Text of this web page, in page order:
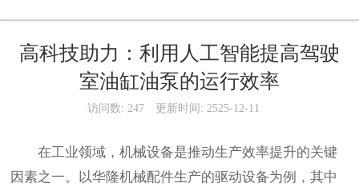
高科技助力：利用人工智能提高驾驶
室油缸油泵的运行效率
访问数: 247 更新时间: 2525-12-11
在工业领域，机械设备是推动生产效率提升的关键
因素之一。以华隆机械配件生产的驱动设备为例，其中